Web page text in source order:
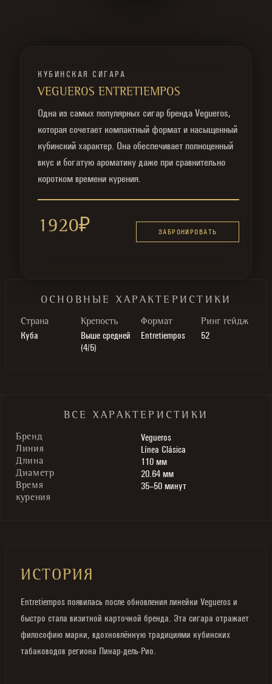
КУБИНСКАЯ СИГАРА
VEGUEROS ENTRETIEMPOS
Одна из самых популярных сигар бренда Vegueros,
которая сочетает компактный формат и насыщенный
кубинский характер. Она обеспечивает полноценный
вкус и богатую ароматику даже при сравнительно
коротком времени курения.
1920₽ ЗАБРОНИРОВАТЬ
ОСНОВНЫЕ ХАРАКТЕРИСТИКИ
Cтрана
Куба
Крепость
Выше средней
(4/5)
Формат
Entretiempos
Ринг гейдж
52
ВСЕ ХАРАКТЕРИСТИКИ
Бренд Vegueros
Линия Línea Clásica
Длина 110 мм
Диаметр 20.64 мм
Время
курения
35–50 минут
ИСТОРИЯ
Entretiempos появилась после обновления линейки Vegueros и
быстро стала визитной карточкой бренда. Эта сигара отражает
философию марки, вдохновлённую традициями кубинских
табаководов региона Пинар-дель-Рио.